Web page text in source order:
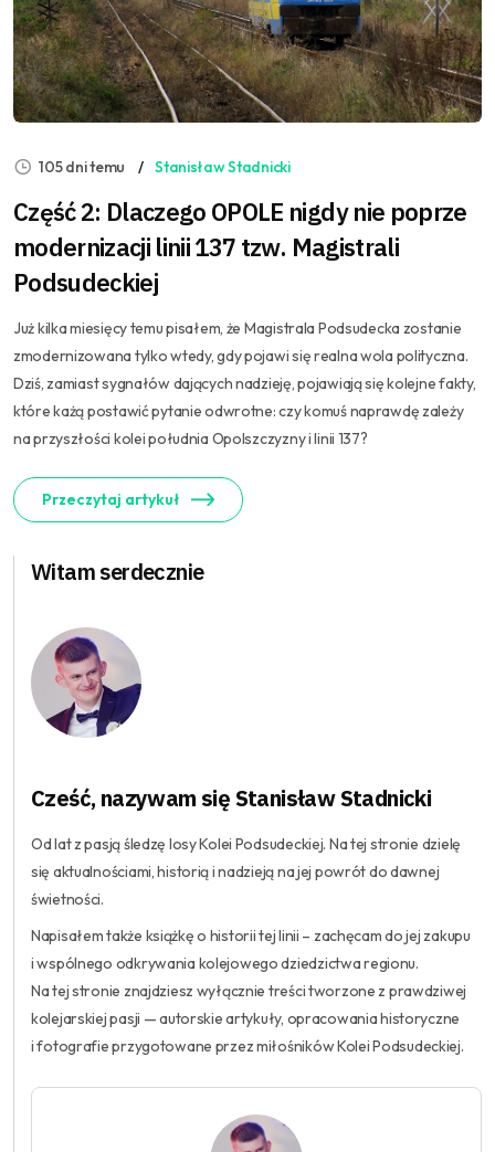
105 dni temu Stanisław Stadnicki
Część 2: Dlaczego OPOLE nigdy nie poprze
modernizacji linii 137 tzw. Magistrali
Podsudeckiej
Już kilka miesięcy temu pisałem, że Magistrala Podsudecka zostanie
zmodernizowana tylko wtedy, gdy pojawi się realna wola polityczna.
Dziś, zamiast sygnałów dających nadzieję, pojawiają się kolejne fakty,
które każą postawić pytanie odwrotne: czy komuś naprawdę zależy
na przyszłości kolei południa Opolszczyzny i linii 137?
Przeczytaj artykuł
Witam serdecznie
Cześć, nazywam się Stanisław Stadnicki
Od lat z pasją śledzę losy Kolei Podsudeckiej. Na tej stronie dzielę
się aktualnościami, historią i nadzieją na jej powrót do dawnej
świetności.
Napisałem także książkę o historii tej linii – zachęcam do jej zakupu
i wspólnego odkrywania kolejowego dziedzictwa regionu.
Na tej stronie znajdziesz wyłącznie treści tworzone z prawdziwej
kolejarskiej pasji — autorskie artykuły, opracowania historyczne
i fotografie przygotowane przez miłośników Kolei Podsudeckiej.